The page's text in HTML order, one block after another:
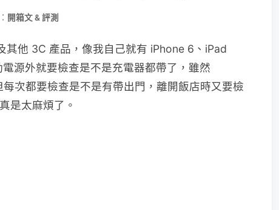
開箱文 & 評測
其他 3C 產品，像我自己就有 iPhone 6、iPad
源外就要檢查是不是充電器都帶了，雖然
次都要檢查是不是有帶出門，離開飯店時又要檢
是太麻煩了。